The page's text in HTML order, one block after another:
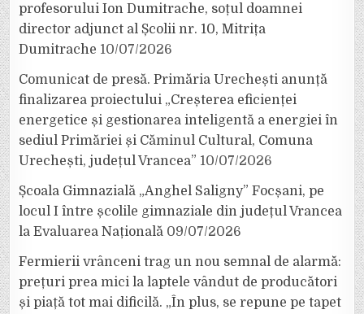
profesorului Ion Dumitrache, soțul doamnei
director adjunct al Școlii nr. 10, Mitrița
Dumitrache 10/07/2026
Comunicat de presă. Primăria Urechești anunță
finalizarea proiectului „Creșterea eficienței
energetice și gestionarea inteligentă a energiei în
sediul Primăriei și Căminul Cultural, Comuna
Urechești, județul Vrancea” 10/07/2026
Școala Gimnazială „Anghel Saligny” Focșani, pe
locul I între școlile gimnaziale din județul Vrancea
la Evaluarea Națională 09/07/2026
Fermierii vrânceni trag un nou semnal de alarmă:
prețuri prea mici la laptele vândut de producători
și piață tot mai dificilă. „În plus, se repune pe tapet